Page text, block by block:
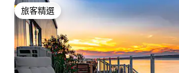
旅客精選
旅客精選